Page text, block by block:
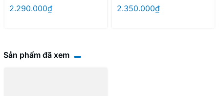
2.290.000₫ 2.350.000₫
Sản phẩm đã xem